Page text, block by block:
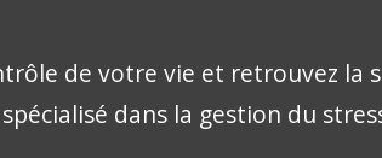
de votre vie et retrouvez la
spécialisé dans la gestion du